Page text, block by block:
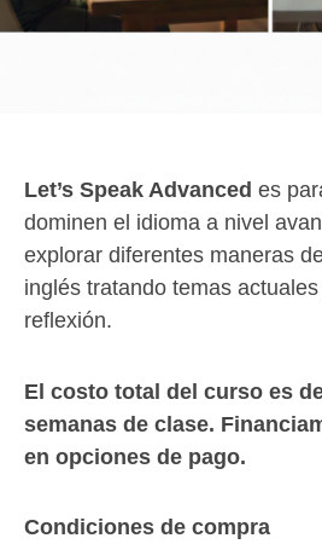
Let’s Speak Advanced es
dominen el idioma a nivel
explorar diferentes maneras
inglés tratando temas
reflexión.
El costo total del curso es
semanas de clase.
en opciones de pago.
Condiciones de compra